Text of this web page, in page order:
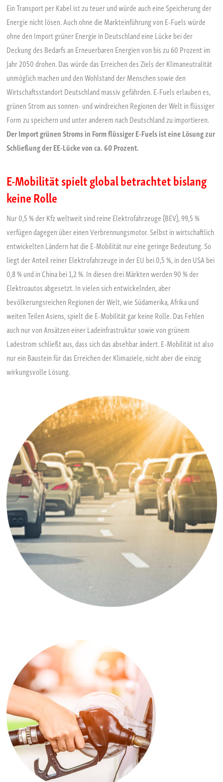
Ein Transport per Kabel ist zu teuer und würde auch eine Speicherung der
Energie nicht lösen. Auch ohne die Markteinführung von E-Fuels würde
ohne den Import grüner Energie in Deutschland eine Lücke bei der
Deckung des Bedarfs an Erneuerbaren Energien von bis zu 60 Prozent im
Jahr 2050 drohen. Das würde das Erreichen des Ziels der Klimaneutralität
unmöglich machen und den Wohlstand der Menschen sowie den
Wirtschaftsstandort Deutschland massiv gefährden. E-Fuels erlauben es,
grünen Strom aus sonnen- und windreichen Regionen der Welt in flüssiger
Form zu speichern und unter anderem nach Deutschland zu importieren.
Der Import grünen Stroms in Form flüssiger E-Fuels ist eine Lösung zur
Schließung der EE-Lücke von ca. 60 Prozent.
E-Mobilität spielt global betrachtet bislang
keine Rolle
Nur 0,5 % der Kfz weltweit sind reine Elektrofahrzeuge (BEV), 99,5 %
verfügen dagegen über einen Verbrennungsmotor. Selbst in wirtschaftlich
entwickelten Ländern hat die E-Mobilität nur eine geringe Bedeutung. So
liegt der Anteil reiner Elektrofahrzeuge in der EU bei 0,5 %, in den USA bei
0,8 % und in China bei 1,2 %. In diesen drei Märkten werden 90 % der
Elektroautos abgesetzt. In vielen sich entwickelnden, aber
bevölkerungsreichen Regionen der Welt, wie Südamerika, Afrika und
weiten Teilen Asiens, spielt die E-Mobilität gar keine Rolle. Das Fehlen
auch nur von Ansätzen einer Ladeinfrastruktur sowie von grünem
Ladestrom schließt aus, dass sich das absehbar ändert. E-Mobilität ist also
nur ein Baustein für das Erreichen der Klimaziele, nicht aber die einzig
wirkungsvolle Lösung.